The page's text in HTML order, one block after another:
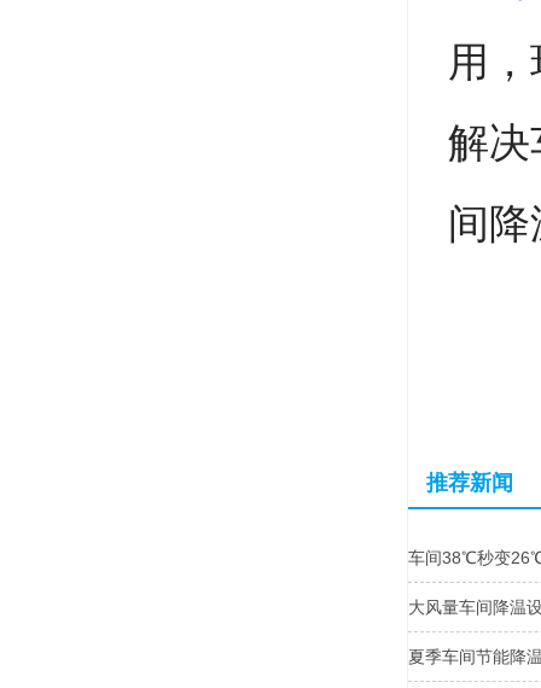
用
解决
间
推荐新闻
车间38℃秒变
大风量车间降温
夏季车间节能降